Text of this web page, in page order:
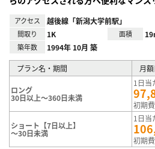
アクセス 越後線「新潟大学前駅」
間取り 1K 面積
築年数 1994年 10月 築
プラン名・期間 月
ロング
30日以上～360日未満
1日当
初期
ショート【7日以上】
～30日未満
1日当
初期